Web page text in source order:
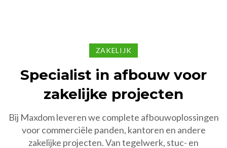
ZAKELIJK
Specialist in afbouw voor
zakelijke projecten
Bij Maxdom leveren we complete afbouwoplossingen
voor commerciële panden, kantoren en andere
zakelijke projecten. Van tegelwerk, stuc- en